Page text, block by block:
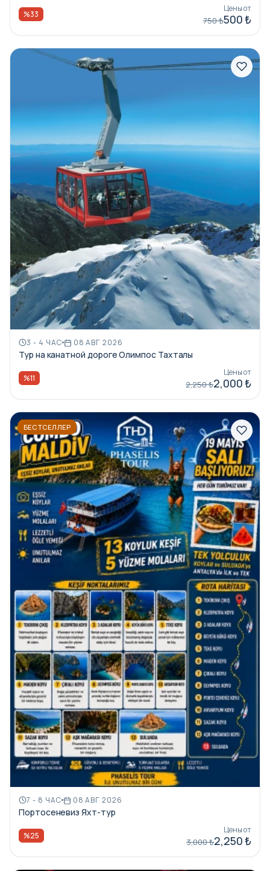
%33
Цены от
750 ₺500 ₺
3 - 4 ЧАС 08 АВГ 2026
Тур на канатной дороге Олимпос Тахталы
%11
Цены от
2,250 ₺2,000 ₺
БЕСТСЕЛЛЕР
7 - 8 ЧАС 08 АВГ 2026
Портосеневиз Яхт-тур
%25
Цены от
3,000 ₺2,250 ₺